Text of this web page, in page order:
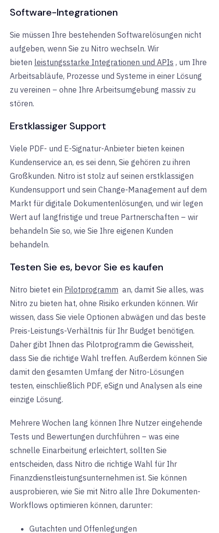
Software-Integrationen
Sie müssen Ihre bestehenden Softwarelösungen nicht
aufgeben, wenn Sie zu Nitro wechseln. Wir
bieten leistungsstarke Integrationen und APIs , um Ihre
Arbeitsabläufe, Prozesse und Systeme in einer Lösung
zu vereinen – ohne Ihre Arbeitsumgebung massiv zu
stören.
Erstklassiger Support
Viele PDF- und E-Signatur-Anbieter bieten keinen
Kundenservice an, es sei denn, Sie gehören zu ihren
Großkunden. Nitro ist stolz auf seinen erstklassigen
Kundensupport und sein Change-Management auf dem
Markt für digitale Dokumentenlösungen, und wir legen
Wert auf langfristige und treue Partnerschaften – wir
behandeln Sie so, wie Sie Ihre eigenen Kunden
behandeln.
Testen Sie es, bevor Sie es kaufen
Nitro bietet ein Pilotprogramm an, damit Sie alles, was
Nitro zu bieten hat, ohne Risiko erkunden können. Wir
wissen, dass Sie viele Optionen abwägen und das beste
Preis-Leistungs-Verhältnis für Ihr Budget benötigen.
Daher gibt Ihnen das Pilotprogramm die Gewissheit,
dass Sie die richtige Wahl treffen. Außerdem können Sie
damit den gesamten Umfang der Nitro-Lösungen
testen, einschließlich PDF, eSign und Analysen als eine
einzige Lösung.
Mehrere Wochen lang können Ihre Nutzer eingehende
Tests und Bewertungen durchführen – was eine
schnelle Einarbeitung erleichtert, sollten Sie
entscheiden, dass Nitro die richtige Wahl für Ihr
Finanzdienstleistungsunternehmen ist. Sie können
ausprobieren, wie Sie mit Nitro alle Ihre Dokumenten-
Workflows optimieren können, darunter:
Gutachten und Offenlegungen